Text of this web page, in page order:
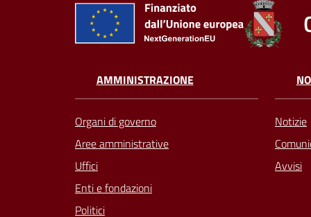
AMMINISTRAZIONE
Organi di governo
Aree amministrative
Uffici
Enti e fondazioni
Politici
Notizie
Avvisi